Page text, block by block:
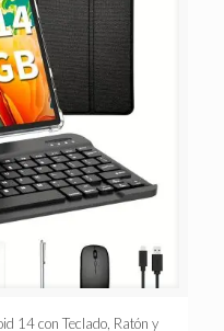
14 con Teclado, Ratón y